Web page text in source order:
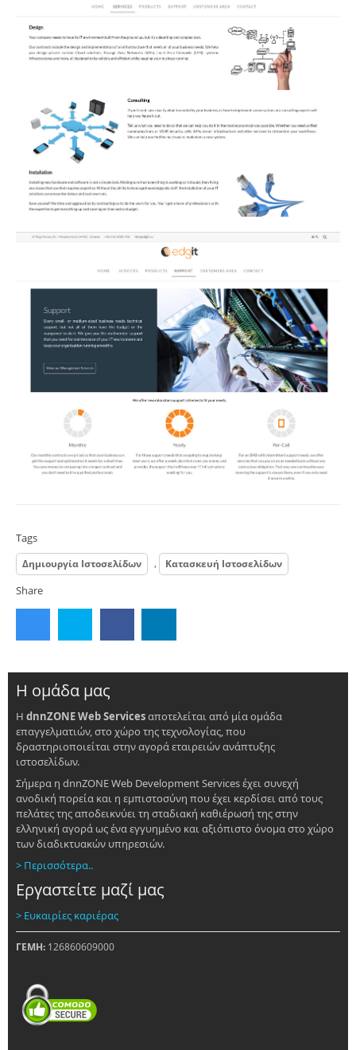
Tags
Δημιουργία Ιστοσελίδων , Κατασκευή Ιστοσελίδων
Share
Η ομάδα μας
Η dnnZONE Web Servicesαποτελείται από μία ομάδα
επαγγελματιών, στο χώρο της τεχνολογίας, που
δραστηριοποιείται στην αγορά εταιρειών ανάπτυξης
ιστοσελίδων.
Σήμερα η dnnZONE Web Development Services έχει συνεχή
ανοδική πορεία και η εμπιστοσύνη που έχει κερδίσει από τους
πελάτες της αποδεικνύει τη σταδιακή καθιέρωσή της στην
ελληνική αγορά ως ένα εγγυημένο και αξιόπιστο όνομα στο χώρο
των διαδικτυακών υπηρεσιών.
> Περισσότερα..
Εργαστείτε μαζί μας
> Ευκαιρίες καριέρας
ΓΕΜΗ: 126860609000